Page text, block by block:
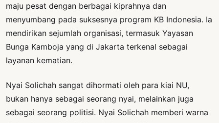
maju pesat dengan berbagai kiprahnya dan
menyumbang pada suksesnya program KB Indonesia. Ia
mendirikan sejumlah organisasi, termasuk Yayasan
Bunga Kamboja yang di Jakarta terkenal sebagai
layanan kematian.
Nyai Solichah sangat dihormati oleh para kiai NU,
bukan hanya sebagai seorang nyai, melainkan juga
sebagai seorang politisi. Nyai Solichah memberi warna